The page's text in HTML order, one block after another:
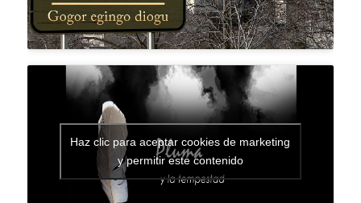
Haz clic para aceptar cookies de marketing
y permitir este contenido